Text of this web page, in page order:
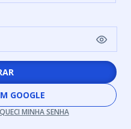
GOOGLE
MINHA SENHA